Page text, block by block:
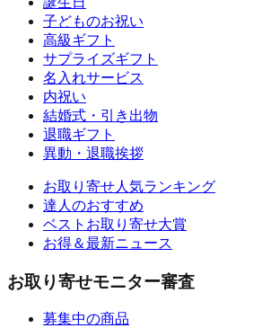
子どものお祝い
高級ギフト
サプライズギフト
名入れサービス
内祝い
結婚式・引き出物
退職ギフト
異動・退職挨拶
お取り寄せ人気ランキング
達人のおすすめ
ベストお取り寄せ大賞
お得＆最新ニュース
お取り寄せモニター審査
募集中の商品